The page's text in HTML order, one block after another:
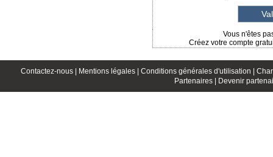
Vous n'êtes
Créez votre compte
Contactez-nous | Mentions légales | Conditions générales d'utilisation |
Partenaires |
Devenir